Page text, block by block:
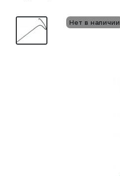
Нет в наличии